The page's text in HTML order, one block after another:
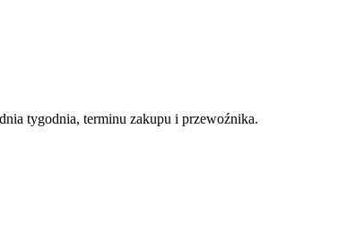
tygodnia, terminu zakupu i przewoźnika.